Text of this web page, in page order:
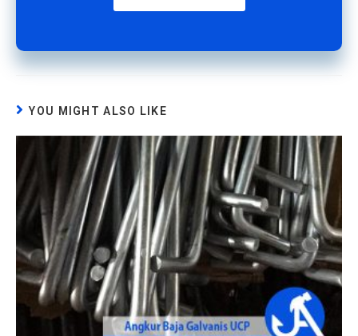
YOU MIGHT ALSO LIKE